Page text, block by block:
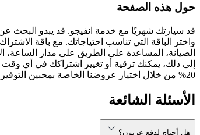
حول هذه الصفحة
قد سيارتك شهريًا مع خدمة انفيجو. قد يبدو البحث
واختر الباقة التي تناسب احتياجاتك. مع باقة
الصيانة، المساعدة على الطريق على مدار الساعة،
إلى ذلك، يمكنك ترقية أو تغيير اشتراكك في أي
20% من خلال اختيار عروضنا الخاصة بمحبين التوفير. نقدم مجموعة واسعة من نماذج السيارات، بما في ذلك ، ، والمزيد. سواء كنت تبحث عن سيارة مدمجة أو SUV مناسبة للعائلة، انفيجو تلبي احتياجاتك.
الأسئلة الشائعة
هل أحتاج لدفع عربون؟